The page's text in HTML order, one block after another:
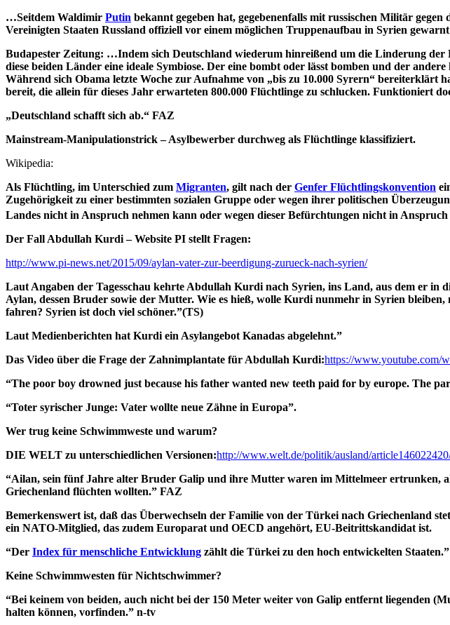
…Seitdem Waldimir Putin bekannt gegeben hat, gegebenenfalls mit russischen Militär
Vereinigten Staaten Russland offiziell vor einem möglichen Truppenaufbau in Syrien
Budapester Zeitung: …Indem sich Deutschland wiederum hinreißend um die Linderung
diese beiden Länder eine ideale Symbiose. Der eine bombt oder lässt bomben und der
Während sich Obama letzte Woche zur Aufnahme von „bis zu 10.000 Syrern“
bereit, die allein für dieses Jahr erwarteten 800.000 Flüchtlinge zu schlucken. Funktioniert
„Deutschland schafft sich ab.“ FAZ
Mainstream-Manipulationstrick – Asylbewerber durchweg als Flüchtlinge klassifiziert.
Wikipedia:
Als Flüchtling, im Unterschied zum Migranten, gilt nach der Genfer Flüchtlingskonvention
Zugehörigkeit zu einer bestimmten sozialen Gruppe oder wegen ihrer politischen
Landes nicht in Anspruch nehmen kann oder wegen dieser Befürchtungen nicht in
Der Fall Abdullah Kurdi – Website PI stellt Fragen:
http://www.pi-news.net/2015/09/aylan-vater-zur-beerdigung-zurueck-nach-syrien/
Laut Angaben der Tagesschau kehrte Abdullah Kurdi nach Syrien, ins Land, aus dem er in
Aylan, dessen Bruder sowie der Mutter. Wie es hieß, wolle Kurdi nunmehr in Syrien
fahren? Syrien ist doch viel schöner.”(TS)
Laut Medienberichten hat Kurdi ein Asylangebot Kanadas abgelehnt.”
Das Video über die Frage der Zahnimplantate für Abdullah Kurdi:https://www.youtube.com/
“The poor boy drowned just because his father wanted new teeth paid for by europe. The
“Toter syrischer Junge: Vater wollte neue Zähne in Europa”.
Wer trug keine Schwimmweste und warum?
DIE WELT zu unterschiedlichen Versionen:http://www.welt.de/politik/ausland/
“Ailan, sein fünf Jahre alter Bruder Galip und ihre Mutter waren im Mittelmeer ertrunken,
Griechenland flüchten wollten.” FAZ
Bemerkenswert ist, daß das Überwechseln der Familie von der Türkei nach Griechenland
ein NATO-Mitglied, das zudem Europarat und OECD angehört, EU-Beitrittskandidat ist.
“Der Index für menschliche Entwicklung zählt die Türkei zu den hoch entwickelten
Keine Schwimmwesten für Nichtschwimmer?
“Bei keinem von beiden, auch nicht bei der 150 Meter weiter von Galip entfernt liegenden
halten können, vorfinden.” n-tv